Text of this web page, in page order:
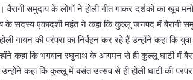
वैरागी समुदाय के लोगों ने होली गीत गाकर दर्शकों का खूब
के सदस्य एकादशी महंत ने कहा कि कुल्लू जनपद में बैरागी
गायन की परंपरा का निर्वहन कर रहे हैं उन्होंने कहा कि
कहा कि भगवान रघुनाथ के आगमन से ही कुल्लू घाटी में
कहा कि कुल्लू में बसंत उत्सव से ही होली घाटी की